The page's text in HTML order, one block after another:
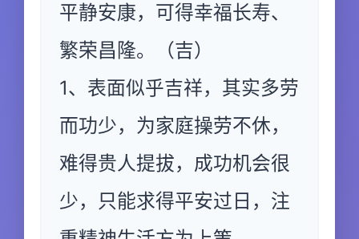
平静安康，可得幸福长寿、
繁荣昌隆。（吉）
1、表面似乎吉祥，其实多劳
而功少，为家庭操劳不休，
难得贵人提拔，成功机会很
少，只能求得平安过日，注